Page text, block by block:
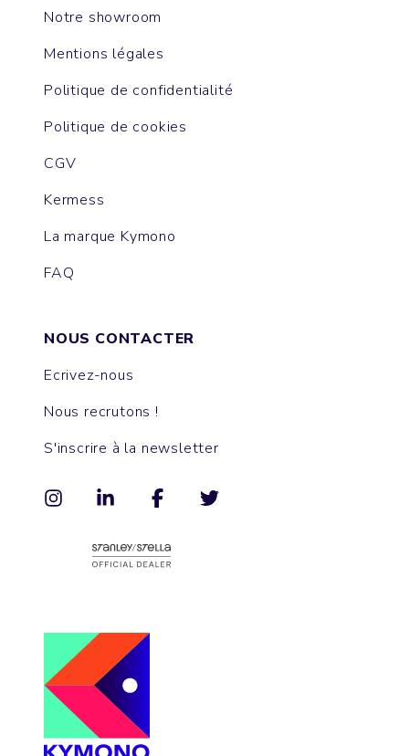
Notre showroom
Mentions légales
Politique de confidentialité
Politique de cookies
CGV
Kermess
La marque Kymono
FAQ
NOUS CONTACTER
Ecrivez-nous
Nous recrutons !
S'inscrire à la newsletter